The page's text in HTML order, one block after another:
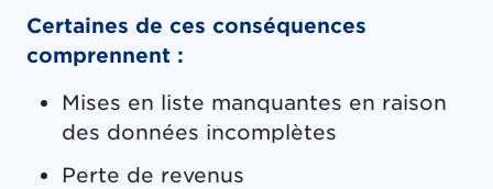
Certaines de ces conséquences
comprennent :
Mises en liste manquantes en raison
des données incomplètes
Perte de revenus